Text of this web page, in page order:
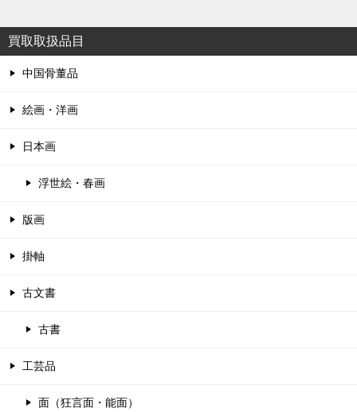
買取取扱品目
中国骨董品
絵画・洋画
日本画
浮世絵・春画
版画
掛軸
古文書
古書
工芸品
面（狂言面・能面）